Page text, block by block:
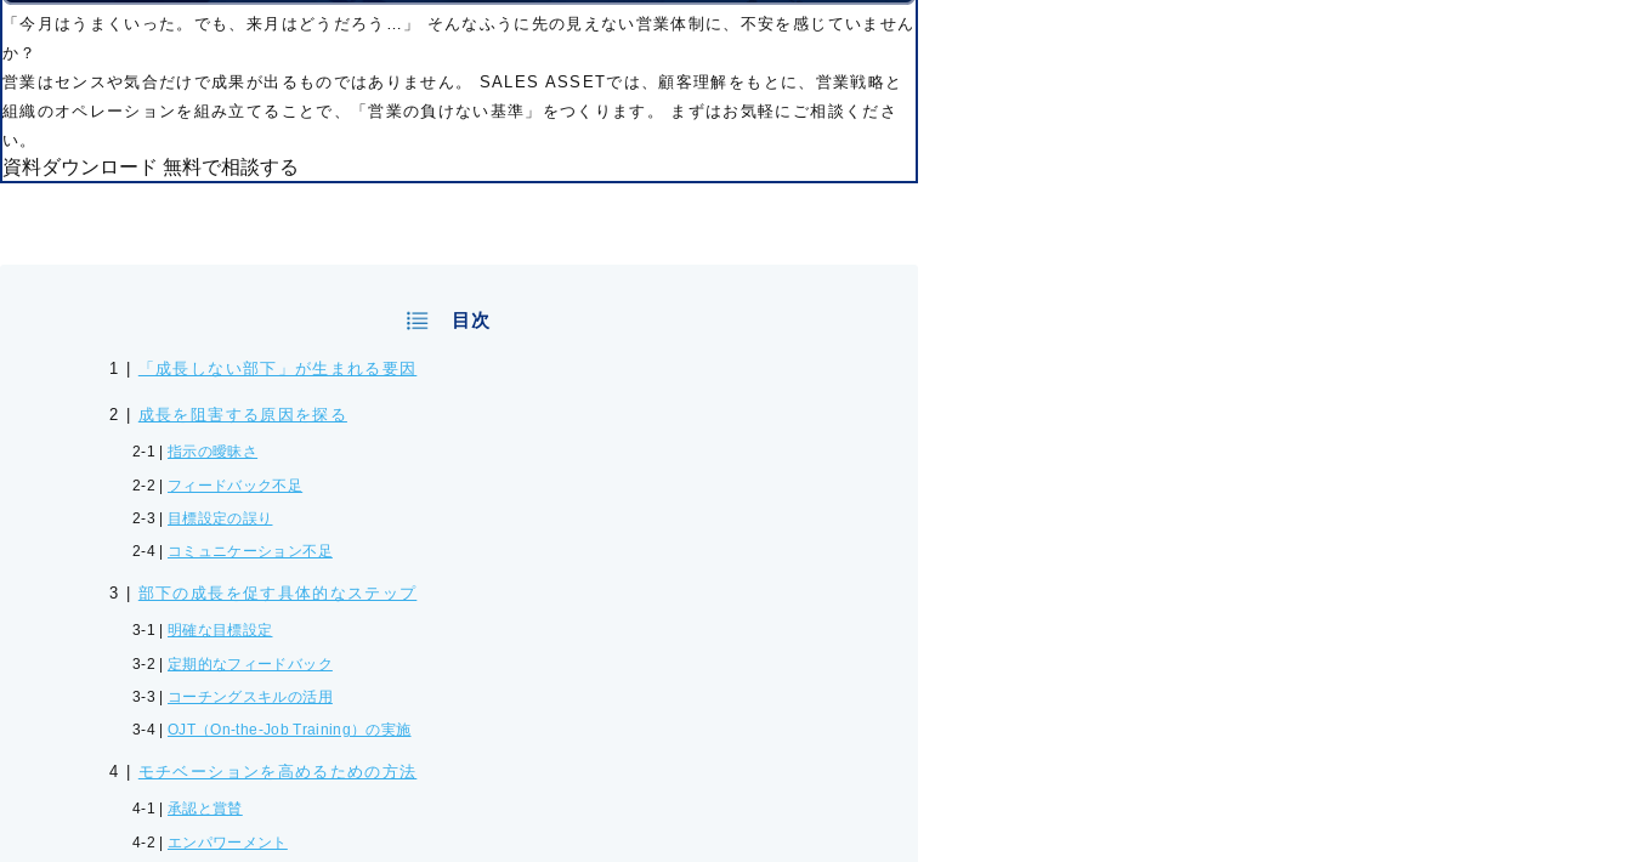
「今月はうまくいった。でも、来月はどうだろう…」 そんなふうに先の見えない営業体制に、不安を感じていません
か？
営業はセンスや気合だけで成果が出るものではありません。 SALES ASSETでは、顧客理解をもとに、営業戦略と
組織のオペレーションを組み立てることで、「営業の負けない基準」をつくります。 まずはお気軽にご相談くださ
い。
資料ダウンロード 無料で相談する
目次
「成長しない部下」が生まれる要因
成長を阻害する原因を探る
指示の曖昧さ
フィードバック不足
目標設定の誤り
コミュニケーション不足
部下の成長を促す具体的なステップ
明確な目標設定
定期的なフィードバック
コーチングスキルの活用
OJT（On-the-Job Training）の実施
モチベーションを高めるための方法
承認と賞賛
エンパワーメント